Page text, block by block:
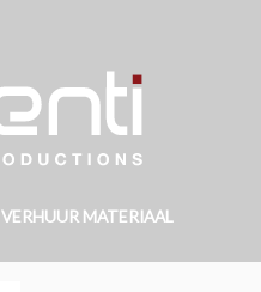
VERHUUR MATERIAAL